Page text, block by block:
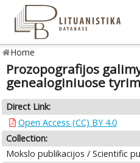
Home
Prozopografijos
genealoginiuose
Direct Link:
Open Access (CC) BY 4.0
Collection:
Mokslo publikacijos / Scientific